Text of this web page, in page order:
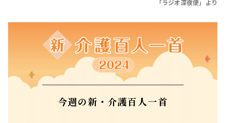
「ラジオ深夜便」より
今週の新・介護百人一首